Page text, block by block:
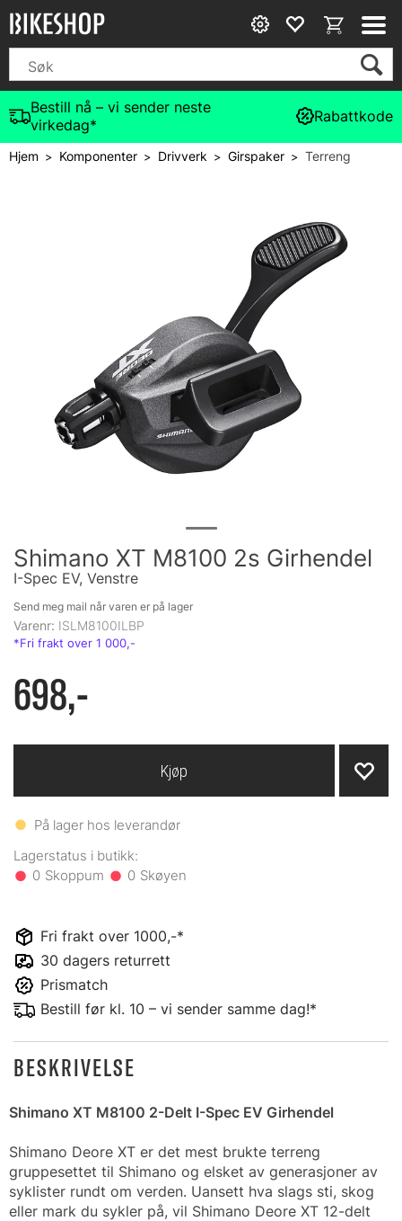
Bestill nå – vi sender neste
virkedag*
Rabattkode
Hjem> Komponenter> Drivverk>Girspaker>Terreng
Shimano XT M8100 2s Girhendel
I-Spec EV, Venstre
Varenr: ISLM8100ILBP
698,-
På lager hos leverandør
0 0
Kjøp
Fri frakt over 1000,-*
30 dagers returrett
Prismatch
Bestill før kl. 10 – vi sender samme dag!*
Send meg mail når varen er på lager
BESKRIVELSE
Shimano XT M8100 2-Delt I-Spec EV Girhendel
Shimano Deore XT er det mest brukte terreng
gruppesettet til Shimano og elsket av generasjoner av
syklister rundt om verden. Uansett hva slags sti, skog
eller mark du sykler på, vil Shimano Deore XT 12-delt